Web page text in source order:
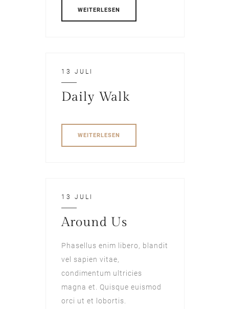
WEITERLESEN
13 JULI
Daily Walk
WEITERLESEN
13 JULI
Around Us
Phasellus enim libero, blandit
vel sapien vitae,
condimentum ultricies
magna et. Quisque euismod
orci ut et lobortis.